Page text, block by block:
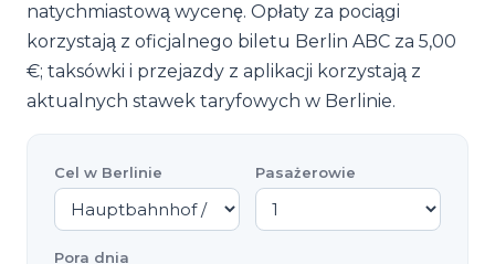
natychmiastową wycenę. Opłaty za pociągi
korzystają z oficjalnego biletu Berlin ABC za 5,00
€; taksówki i przejazdy z aplikacji korzystają z
aktualnych stawek taryfowych w Berlinie.
Cel w Berlinie Pasażerowie
Pora dnia